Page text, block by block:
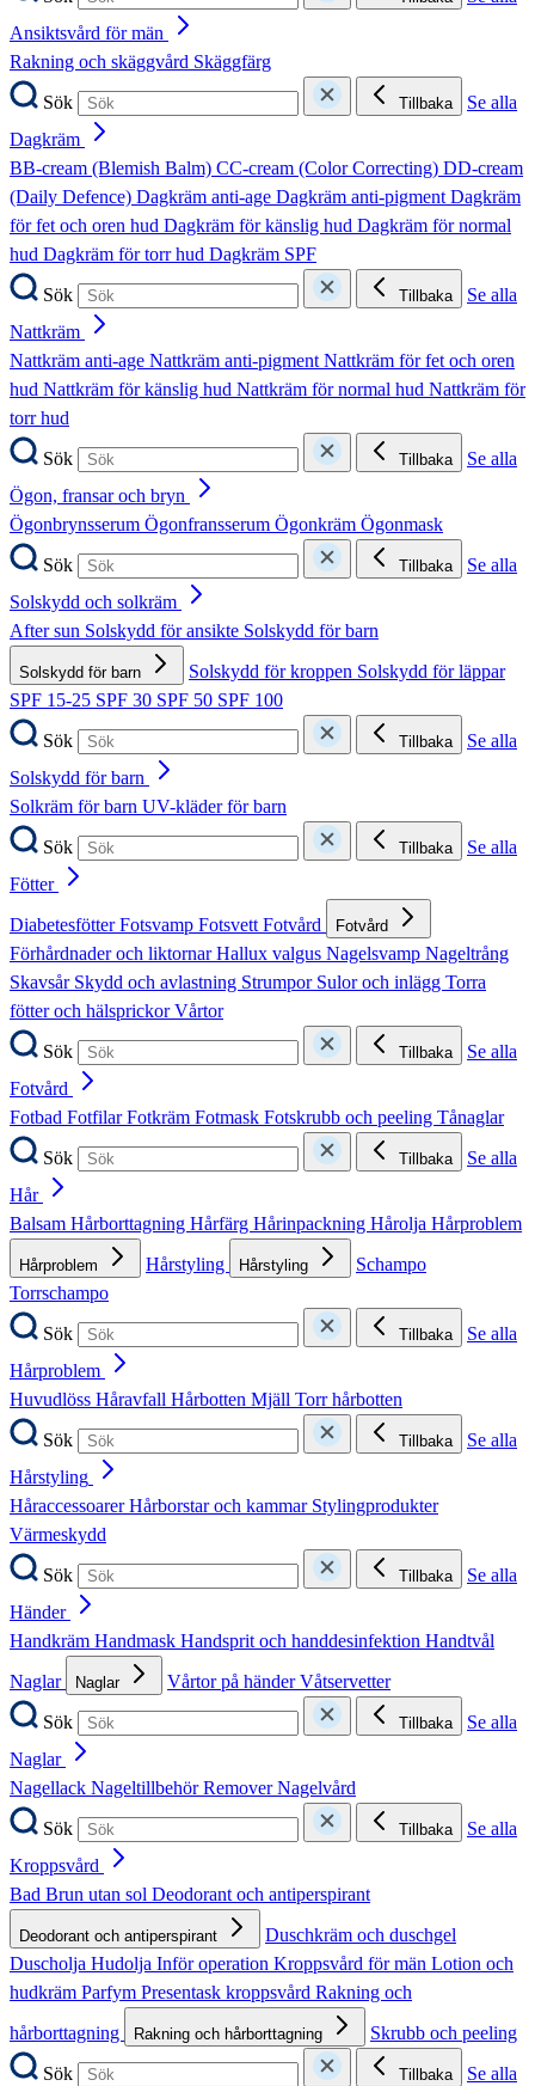
Ansiktsvård för män
Rakning och skäggvård Skäggfärg
Sök
Tillbaka
Se alla
Dagkräm
BB-cream (Blemish Balm) CC-cream (Color Correcting) DD-cream
(Daily Defence) Dagkräm anti-age Dagkräm anti-pigmentDagkräm
för fet och oren hud Dagkräm för känslig hud Dagkräm för normal
hud Dagkräm för torr hud Dagkräm SPF
Sök
Tillbaka
Se alla
Nattkräm
Nattkräm anti-age Nattkräm anti-pigmentNattkräm för fet och oren
hud Nattkräm för känslig hud Nattkräm för normal hud Nattkräm för
torr hud
Sök
Tillbaka
Se alla
Ögon, fransar och bryn
Ögonbrynsserum Ögonfransserum Ögonkräm Ögonmask
Sök
Tillbaka
Se alla
Solskydd och solkräm
After sun Solskydd för ansikte Solskydd för barn
Solskydd för barn Solskydd för kroppen Solskydd för läppar
SPF 15-25 SPF 30 SPF 50 SPF 100
Sök
Tillbaka
Se alla
Solskydd för barn
Solkräm för barn UV-kläder för barn
Sök
Tillbaka
Se alla
Fötter
DiabetesfötterFotsvamp FotsvettFotvård Fotvård
Förhårdnader och liktornarHallux valgus Nagelsvamp Nageltrång
Skavsår Skydd och avlastning Strumpor Sulor och inlägg Torra
fötter och hälsprickorVårtor
Sök
Tillbaka
Se alla
Fotvård
Fotbad FotfilarFotkräm Fotmask Fotskrubb och peeling Tånaglar
Sök
Tillbaka
Se alla
Hår
Balsam Hårborttagning Hårfärg Hårinpackning Hårolja Hårproblem
Hårproblem Hårstyling Hårstyling
Schampo
Torrschampo
Sök
Tillbaka
Se alla
Hårproblem
Huvudlöss Håravfall Hårbotten Mjäll Torr hårbotten
Sök
Tillbaka
Se alla
Hårstyling
HåraccessoarerHårborstar och kammar Stylingprodukter
Värmeskydd
Sök
Tillbaka
Se alla
Händer
Handkräm Handmask Handsprit och handdesinfektion Handtvål
Naglar
Naglar Vårtor på händerVåtservetter
Sök
Tillbaka
Se alla
Naglar
Nagellack NageltillbehörRemoverNagelvård
Sök
Tillbaka
Se alla
Kroppsvård
Bad Brun utan sol Deodorant och antiperspirant
Deodorant och antiperspirant
Duschkräm och duschgel
Duscholja Hudolja Inför operation Kroppsvård för män Lotion och
hudkräm Parfym Presentask kroppsvård Rakning och
hårborttagning
Rakning och hårborttagning
Skrubb och peeling
Sök
Tillbaka
Se alla